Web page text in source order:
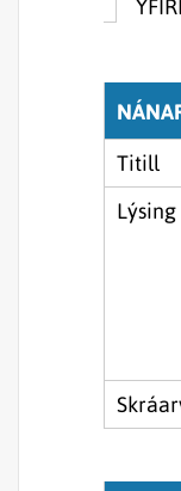
Titill
Lýsing